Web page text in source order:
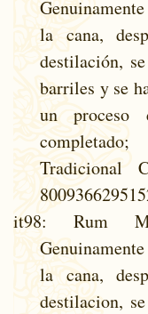
la cana,
destilación,
barriles y se
un proceso
Tradicional
it98: Rum
la cana,
destilacion,